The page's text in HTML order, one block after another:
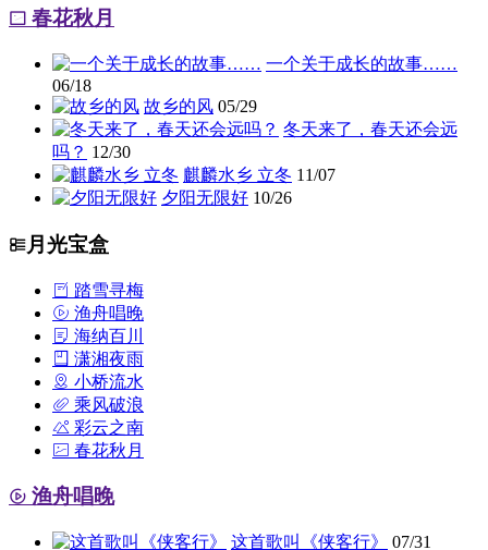
春花秋月
一个关于成长的故事……
06/18
故乡的风 05/29
冬天来了，春天还会远
吗？ 12/30
麒麟水乡 立冬 11/07
夕阳无限好 10/26
月光宝盒
踏雪寻梅
渔舟唱晚
海纳百川
潇湘夜雨
小桥流水
乘风破浪
彩云之南
春花秋月
渔舟唱晚
这首歌叫《侠客行》 07/31